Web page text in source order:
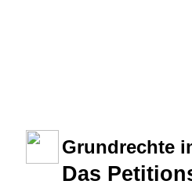
Grundrechte
Das